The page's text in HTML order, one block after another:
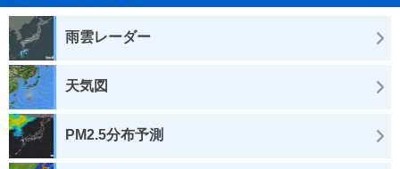
雨雲レーダー
天気図
PM2.5分布予測